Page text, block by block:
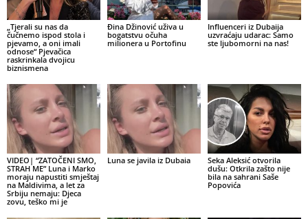
„Tjerali su nas da
čučnemo ispod stola i
pjevamo, a oni imali
odnose“ Pjevačica
raskrinkala dvojicu
biznismena
Đina Džinović uživa u
bogatstvu očuha
milionera u Portofinu
Influenceri iz Dubaija
uzvraćaju udarac: Samo
ste ljubomorni na nas!
VIDEO| “ZATOČENI SMO,
STRAH ME” Luna i Marko
moraju napustiti smještaj
na Maldivima, a let za
Srbiju nemaju: Djeca
zovu, teško mi je
Luna se javila iz Dubaia
Seka Aleksić otvorila
dušu: Otkrila zašto nije
bila na sahrani Saše
Popovića